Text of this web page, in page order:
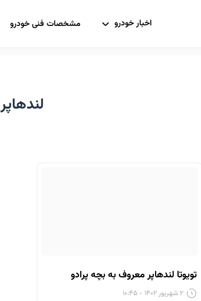
اخبار خودرو مشخصات فنی خودرو
لندهاپر
تویوتا لندهاپر معروف به بچه پرادو
۲ شهریور ۱۴۰۲ - ۱۰:۴۵